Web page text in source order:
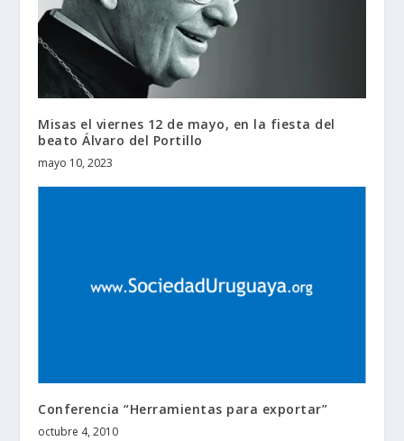
Misas el viernes 12 de mayo, en la fiesta del
beato Álvaro del Portillo
mayo 10, 2023
Conferencia “Herramientas para exportar”
octubre 4, 2010